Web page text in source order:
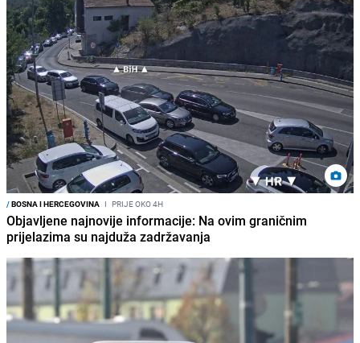
/BOSNA I HERCEGOVINA I PRIJE OKO 4H
Objavljene najnovije informacije: Na ovim graničnim
prijelazima su najduža zadržavanja